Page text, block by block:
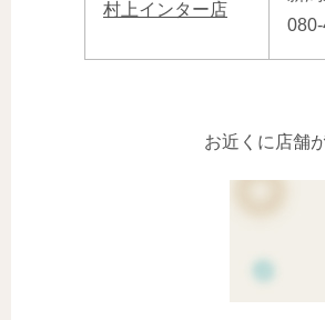
村上インター店
お近くに店舗